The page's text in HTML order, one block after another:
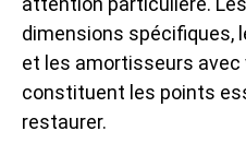
dimensions spécifiques,
et les amortisseurs avec
constituent les points
restaurer.